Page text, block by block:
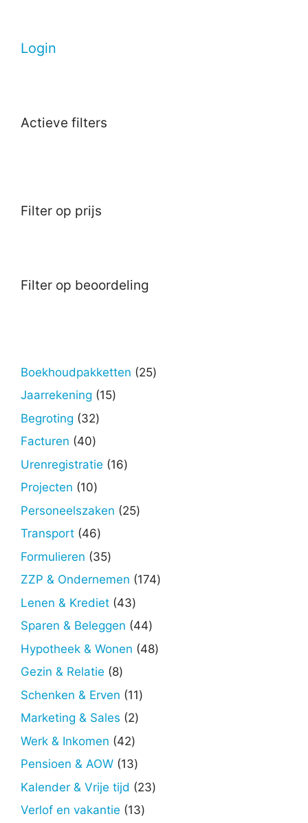
Login
Actieve filters
Filter op prijs
Filter op beoordeling
Boekhoudpakketten 2525
Jaarrekening 1515
Begroting 3232
Facturen 4040
producten
Urenregistratie 1616
Projecten 1010
producten
Personeelszaken 2525
Transport 4646
producten
Formulieren 3535
producten
ZZP & Ondernemen 174174
Lenen & Krediet 4343
producten
Sparen & Beleggen 4444
producten
Hypotheek & Wonen 4848
Gezin & Relatie 88
producten
Schenken & Erven 1111
Marketing & Sales 22
Werk & Inkomen 4242
producten
Pensioen & AOW 1313
producten
Kalender & Vrije tijd 2323
Verlof en vakantie 1313